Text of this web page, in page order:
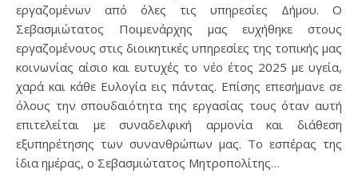
εργαζομένων από όλες τις υπηρεσίες Δήμου. Ο
Σεβασμιώτατος Ποιμενάρχης μας ευχήθηκε στους
εργαζομένους στις διοικητικές υπηρεσίες της τοπικής μας
κοινωνίας αίσιο και ευτυχές το νέο έτος 2025 με υγεία,
χαρά και κάθε Ευλογία εις πάντας. Επίσης επεσήμανε σε
όλους την σπουδαιότητα της εργασίας τους όταν αυτή
επιτελείται με συναδελφική αρμονία και διάθεση
εξυπηρέτησης των συνανθρώπων μας. Το εσπέρας της
ίδια ημέρας, ο Σεβασμιώτατος Μητροπολίτης…